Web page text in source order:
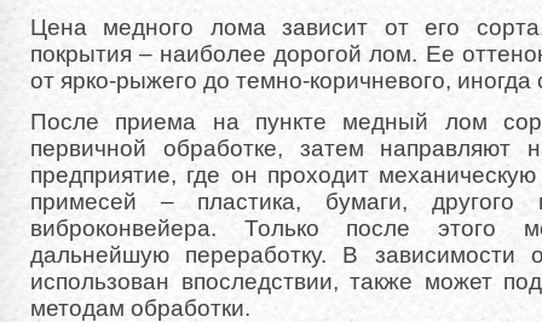
Цена медного лома зависит от его
покрытия – наиболее дорогой лом. Ее
от ярко-рыжего до темно-коричневого,
После приема на пункте медный лом
первичной обработке, затем направляют
предприятие, где он проходит
примесей – пластика, бумаги,
виброконвейера. Только после этого
дальнейшую переработку. В зависимости
использован впоследствии, также может
методам обработки.